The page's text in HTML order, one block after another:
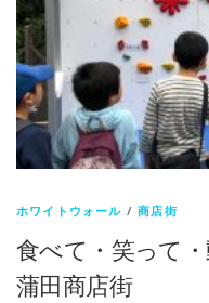
ホワイトウォール /商店街
食べて・笑って
蒲田商店街